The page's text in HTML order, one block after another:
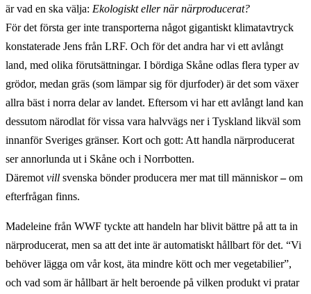
är vad en ska välja: Ekologiskt eller när närproducerat?
För det första ger inte transporterna något gigantiskt klimatavtryck
konstaterade Jens från LRF. Och för det andra har vi ett avlångt
land, med olika förutsättningar. I bördiga Skåne odlas flera typer av
grödor, medan gräs (som lämpar sig för djurfoder) är det som växer
allra bäst i norra delar av landet. Eftersom vi har ett avlångt land kan
dessutom närodlat för vissa vara halvvägs ner i Tyskland likväl som
innanför Sveriges gränser. Kort och gott: Att handla närproducerat
ser annorlunda ut i Skåne och i Norrbotten.
Däremot vill svenska bönder producera mer mat till människor–om
efterfrågan finns.
Madeleine från WWF tyckte att handeln har blivit bättre på att ta in
närproducerat, men sa att det inte är automatiskt hållbart för det. “Vi
behöver lägga om vår kost, äta mindre kött och mer vegetabilier”,
och vad som är hållbart är helt beroende på vilken produkt vi pratar